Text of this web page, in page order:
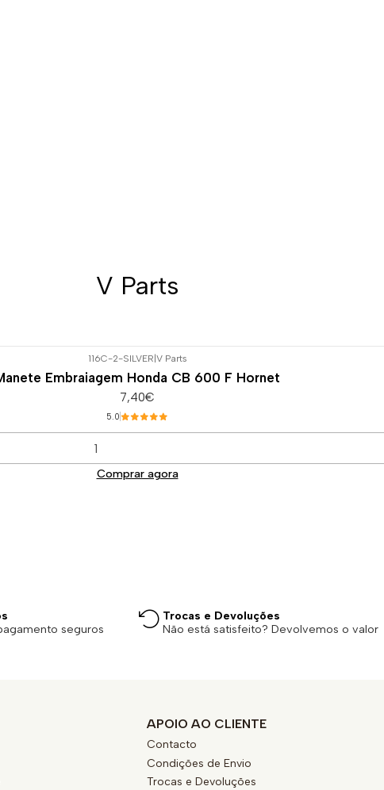
V Parts
116C-2-SILVER V Parts
Embraiagem Honda CB 600 F Hornet
7,40€
5.0
Comprar agora
seguros
Trocas e Devoluções
Não está satisfeito? Devolvemos o valor
APOIO AO CLIENTE
Contacto
Condições de Envio
Trocas e Devoluções